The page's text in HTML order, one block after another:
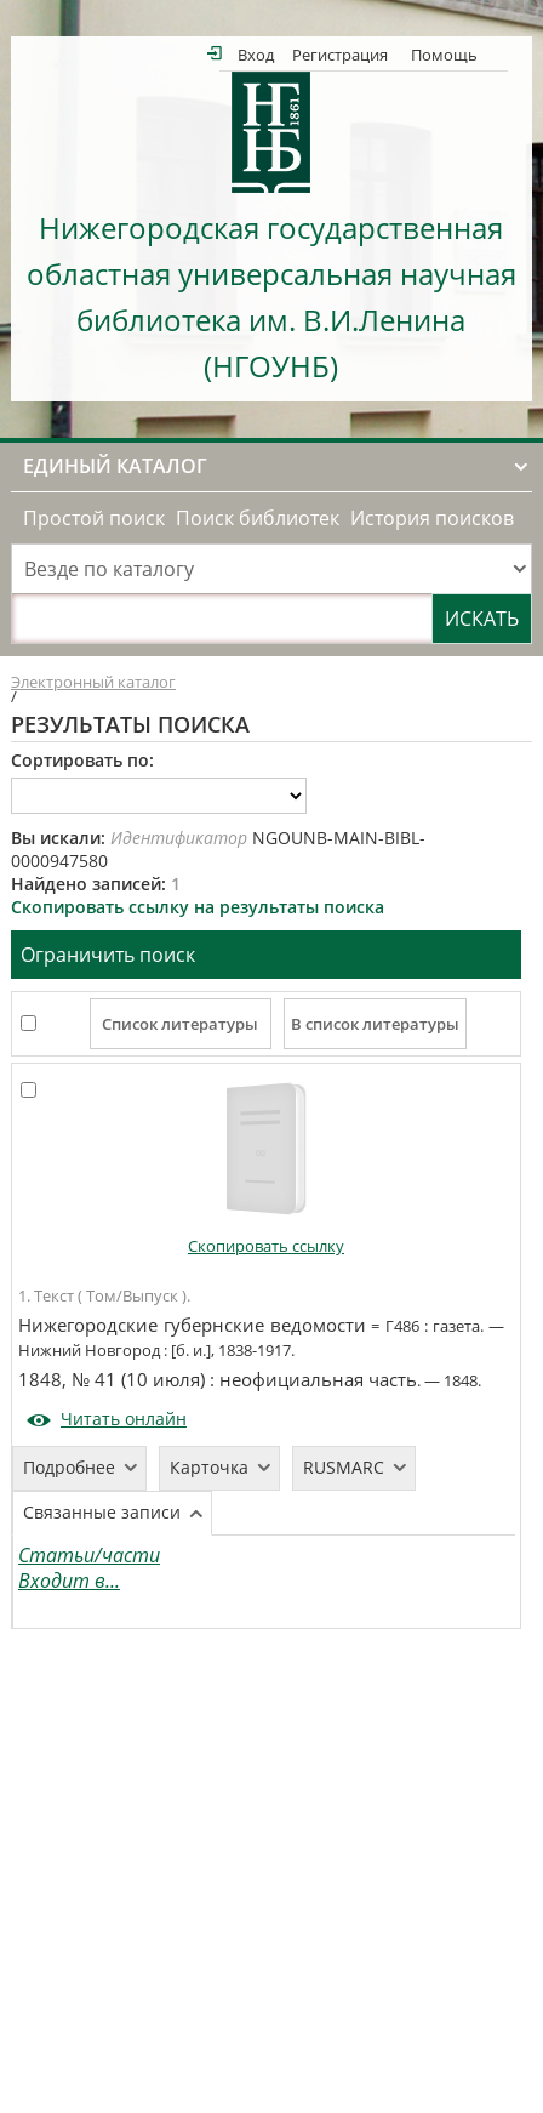
Вход Регистрация Помощь
Нижегородская государственная
областная универсальная научная
библиотека им. В.И.Ленина
(НГОУНБ)
ЕДИНЫЙ КАТАЛОГ
Простой поиск Поиск библиотек История поисков
Везде по каталогу
Электронный каталог
/
РЕЗУЛЬТАТЫ ПОИСКА
Сортировать по:
Вы искали: ИдентификаторNGOUNB-MAIN-BIBL-
0000947580
Найдено записей: 1
Скопировать ссылку на результаты поиска
Ограничить поиск
Скопировать ссылку
1. Текст ( Том/Выпуск ).
Нижегородские губернские ведомости = Г486 : газета. —
Нижний Новгород:[б. и.],1838-1917.
1848, № 41 (10 июля) : неофициальная часть. —1848.
Читать онлайн
Подробнее Карточка
RUSMARC
Связанные записи
Статьи/части
Входит в...